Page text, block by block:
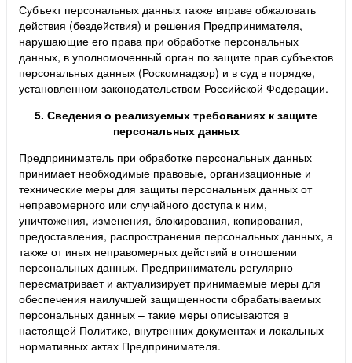
Субъект персональных данных также вправе обжаловать
действия (бездействия) и решения Предпринимателя,
нарушающие его права при обработке персональных
данных, в уполномоченный орган по защите прав субъектов
персональных данных (Роскомнадзор) и в суд в порядке,
установленном законодательством Российской Федерации.
5. Сведения о реализуемых требованиях к защите
персональных данных
Предприниматель при обработке персональных данных
принимает необходимые правовые, организационные и
технические меры для защиты персональных данных от
неправомерного или случайного доступа к ним,
уничтожения, изменения, блокирования, копирования,
предоставления, распространения персональных данных, а
также от иных неправомерных действий в отношении
персональных данных. Предприниматель регулярно
пересматривает и актуализирует принимаемые меры для
обеспечения наилучшей защищенности обрабатываемых
персональных данных – такие меры описываются в
настоящей Политике, внутренних документах и локальных
нормативных актах Предпринимателя.